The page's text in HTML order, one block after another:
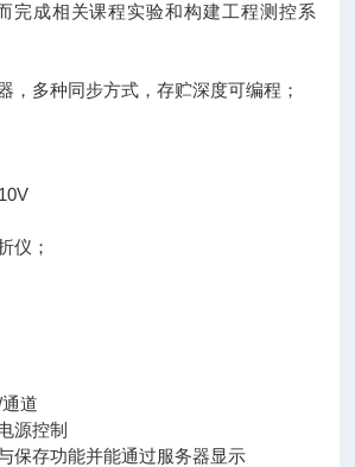
完成相关课程实验和构建工程测控系
，多种同步方式，存贮深度可编程；
仪；
道
源控制
保存功能并能通过服务器显示